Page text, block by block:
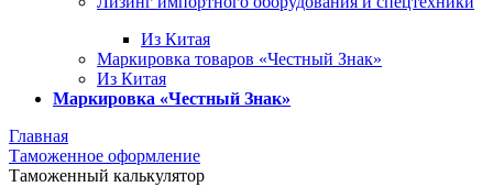
Из Китая
Маркировка товаров «Честный Знак»
Из Китая
Маркировка «Честный Знак»
Главная
Таможенное оформление
Таможенный калькулятор